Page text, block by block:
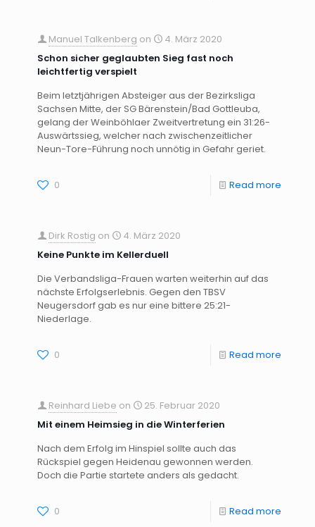
Manuel Talkenberg on
4. März 2020
Schon sicher geglaubten Sieg fast noch
leichtfertig verspielt
Beim letztjährigen Absteiger aus der Bezirksliga
Sachsen Mitte, der SG Bärenstein/Bad Gottleuba,
gelang der Weinböhlaer Zweitvertretung ein 31:26-
Auswärtssieg, welcher nach zwischenzeitlicher
Neun-Tore-Führung noch unnötig in Gefahr geriet.
0 Read more
Dirk Rostig on
4. März 2020
Keine Punkte im Kellerduell
Die Verbandsliga-Frauen warten weiterhin auf das
nächste Erfolgserlebnis. Gegen den TBSV
Neugersdorf gab es nur eine bittere 25:21-
Niederlage.
0 Read more
Reinhard Liebe on
25. Februar 2020
Mit einem Heimsieg in die Winterferien
Nach dem Erfolg im Hinspiel sollte auch das
Rückspiel gegen Heidenau gewonnen werden.
Doch die Partie startete anders als gedacht.
0 Read more